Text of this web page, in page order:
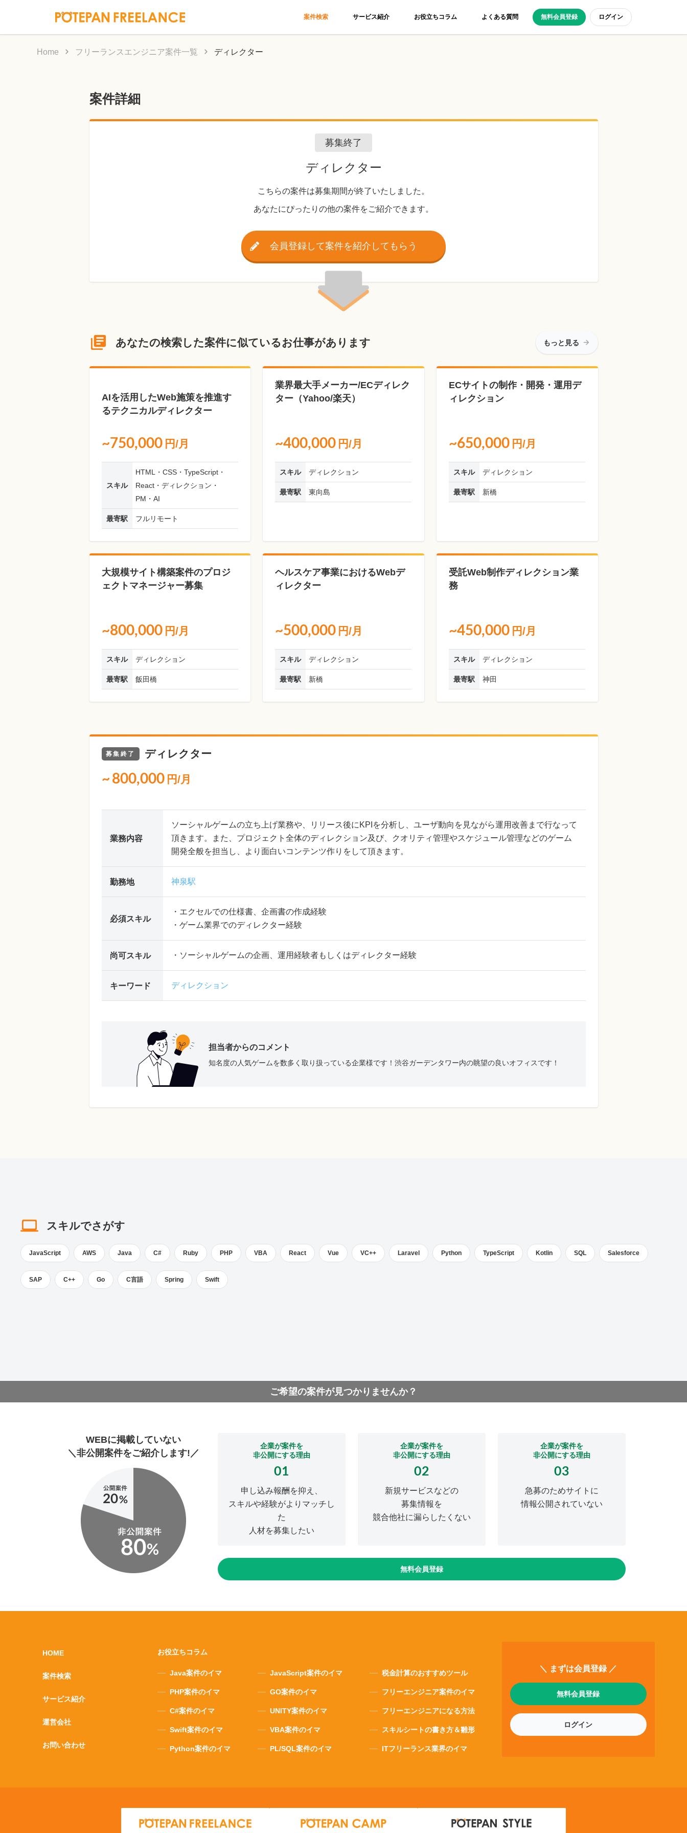
案件検索 サービス紹介 お役立ちコラム よくある質問 無料会員登録 ログイン
Home フリーランスエンジニア案件一覧 ディレクター
案件詳細
募集終了
ディレクター
こちらの案件は募集期間が終了いたしました。
あなたにぴったりの他の案件をご紹介できます。
会員登録して案件を紹介してもらう
あなたの検索した案件に似ているお仕事があります もっと見る
AIを活用したWeb施策を推進す
るテクニカルディレクター
~750,000 円/月
スキル
HTML・CSS・TypeScript・
React・ディレクション・
PM・AI
最寄駅 フルリモート
業界最大手メーカー/ECディレク
ター（Yahoo/楽天）
~400,000 円/月
スキル ディレクション
最寄駅 東向島
ECサイトの制作・開発・運用デ
ィレクション
~650,000 円/月
スキル ディレクション
最寄駅 新橋
大規模サイト構築案件のプロジ
ェクトマネージャー募集
~800,000 円/月
スキル ディレクション
最寄駅 飯田橋
ヘルスケア事業におけるWebデ
ィレクター
~500,000 円/月
スキル ディレクション
最寄駅 新橋
受託Web制作ディレクション業
務
~450,000 円/月
スキル ディレクション
最寄駅 神田
募集終了 ディレクター
~ 800,000 円/月
業務内容
ソーシャルゲームの立ち上げ業務や、リリース後にKPIを分析し、ユーザ動向を見ながら運用改善まで行なって
頂きます。また、プロジェクト全体のディレクション及び、クオリティ管理やスケジュール管理などのゲーム
開発全般を担当し、より面白いコンテンツ作りをして頂きます。
勤務地 神泉駅
必須スキル
・エクセルでの仕様書、企画書の作成経験
・ゲーム業界でのディレクター経験
尚可スキル ・ソーシャルゲームの企画、運用経験者もしくはディレクター経験
キーワード ディレクション
担当者からのコメント
知名度の人気ゲームを数多く取り扱っている企業様です！渋谷ガーデンタワー内の眺望の良いオフィスです！
スキルでさがす
JavaScript AWS Java C# Ruby PHP VBA React Vue VC++ Laravel Python TypeScript Kotlin SQL Salesforce
SAP C++ Go C言語 Spring Swift
ご希望の案件が見つかりませんか？
WEBに掲載していない
＼非公開案件をご紹介します!／
企業が案件を
非公開にする理由
01
申し込み報酬を抑え、
スキルや経験がよりマッチし
た
人材を募集したい
企業が案件を
非公開にする理由
02
新規サービスなどの
募集情報を
競合他社に漏らしたくない
企業が案件を
非公開にする理由
03
急募のためサイトに
情報公開されていない
無料会員登録
HOME
案件検索
サービス紹介
運営会社
お問い合わせ
お役立ちコラム
Java案件のイマ
PHP案件のイマ
C#案件のイマ
Swift案件のイマ
Python案件のイマ
JavaScript案件のイマ
GO案件のイマ
UNITY案件のイマ
VBA案件のイマ
PL/SQL案件のイマ
税金計算のおすすめツール
フリーエンジニア案件のイマ
フリーエンジニアになる方法
スキルシートの書き方＆雛形
ITフリーランス業界のイマ
＼ まずは会員登録 ／
無料会員登録
ログイン